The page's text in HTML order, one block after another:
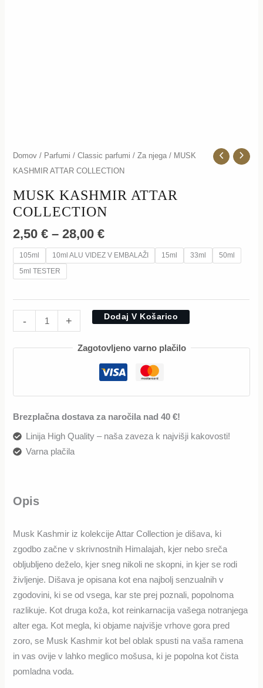
Domov / Parfumi /Classic parfumi /Za njega / MUSK
KASHMIR ATTAR COLLECTION
MUSK KASHMIR ATTAR
COLLECTION
2,50€ – 28,00€
105ml 10ml ALU VIDEZ V EMBALAŽI 15ml 33ml
50ml
5ml TESTER
- + Dodaj V Košarico
Zagotovljeno varno plačilo
Brezplačna dostava za naročila nad 40 €!
Linija High Quality – naša zaveza k najvišji kakovosti!
Varna plačila
Opis
Musk Kashmir iz kolekcije Attar Collection je dišava, ki
zgodbo začne v skrivnostnih Himalajah, kjer nebo sreča
obljubljeno deželo, kjer sneg nikoli ne skopni, in kjer se rodi
življenje. Dišava je opisana kot ena najbolj senzualnih v
zgodovini, ki se od vsega, kar ste prej poznali, popolnoma
razlikuje. Kot druga koža, kot reinkarnacija vašega notranjega
alter ega. Kot megla, ki objame najvišje vrhove gora pred
zoro, se Musk Kashmir kot bel oblak spusti na vaša ramena
in vas ovije v lahko meglico mošusa, ki je popolna kot čista
pomladna voda​​.